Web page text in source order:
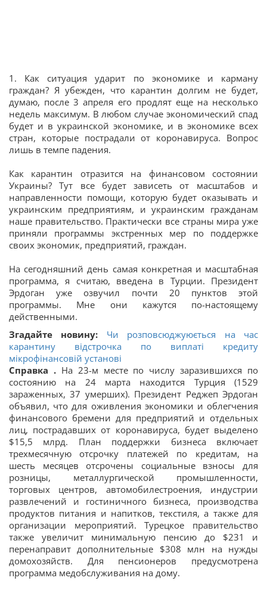
1. Как ситуация ударит по экономике и карману
граждан? Я убежден, что карантин долгим не будет,
думаю, после 3 апреля его продлят еще на несколько
недель максимум. В любом случае экономический спад
будет и в украинской экономике, и в экономике всех
стран, которые пострадали от коронавируса. Вопрос
лишь в темпе падения.
Как карантин отразится на финансовом состоянии
Украины? Тут все будет зависеть от масштабов и
направленности помощи, которую будет оказывать и
украинским предприятиям, и украинским гражданам
наше правительство. Практически все страны мира уже
приняли программы экстренных мер по поддержке
своих экономик, предприятий, граждан.
На сегодняшний день самая конкретная и масштабная
программа, я считаю, введена в Турции. Президент
Эрдоган уже озвучил почти 20 пунктов этой
программы. Мне они кажутся по-настоящему
действенными.
Згадайте новину: Чи розповсюджуюється на час
карантину відстрочка по виплаті кредиту
мікрофінансовій установі
Справка .На 23-м месте по числу заразившихся по
состоянию на 24 марта находится Турция (1529
зараженных, 37 умерших). Президент Реджеп Эрдоган
объявил, что для оживления экономики и облегчения
финансового бремени для предприятий и отдельных
лиц, пострадавших от коронавируса, будет выделено
$15,5 млрд. План поддержки бизнеса включает
трехмесячную отсрочку платежей по кредитам, на
шесть месяцев отсрочены социальные взносы для
розницы, металлургической промышленности,
торговых центров, автомобилестроения, индустрии
развлечений и гостиничного бизнеса, производства
продуктов питания и напитков, текстиля, а также для
организации мероприятий. Турецкое правительство
также увеличит минимальную пенсию до $231 и
перенаправит дополнительные $308 млн на нужды
домохозяйств. Для пенсионеров предусмотрена
программа медобслуживания на дому.